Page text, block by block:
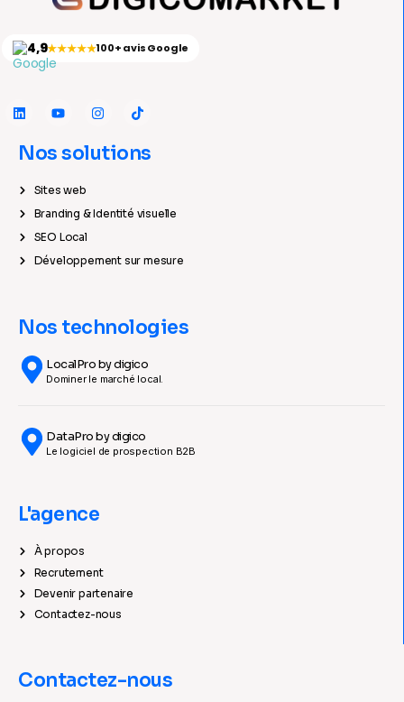
4,9★★★★★100+ avis Google
Nos solutions
Sites web
Branding & Identité visuelle
SEO Local
Développement sur mesure
Nos technologies
LocalPro by digico
Dominer le marché local.
DataPro by digico
Le logiciel de prospection B2B
L'agence
À propos
Recrutement
Devenir partenaire
Contactez-nous
Contactez-nous